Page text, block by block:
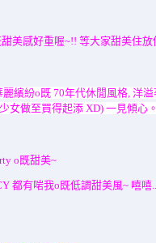
美感好重喔~!! 等大家甜美住放
麗繽紛o既70年代休閒風格, 洋
女做至買得起添 XD) 一見傾心。
o既甜美~
都有啱我o既低調甜美風~ 嘻嘻